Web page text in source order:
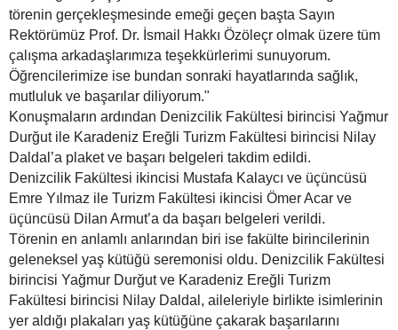
törenin gerçekleşmesinde emeği geçen başta Sayın
Rektörümüz Prof. Dr. İsmail Hakkı Özöleçr olmak üzere tüm
çalışma arkadaşlarımıza teşekkürlerimi sunuyorum.
Öğrencilerimize ise bundan sonraki hayatlarında sağlık,
mutluluk ve başarılar diliyorum."
Konuşmaların ardından Denizcilik Fakültesi birincisi Yağmur
Durğut ile Karadeniz Ereğli Turizm Fakültesi birincisi Nilay
Daldal’a plaket ve başarı belgeleri takdim edildi.
Denizcilik Fakültesi ikincisi Mustafa Kalaycı ve üçüncüsü
Emre Yılmaz ile Turizm Fakültesi ikincisi Ömer Acar ve
üçüncüsü Dilan Armut’a da başarı belgeleri verildi.
Törenin en anlamlı anlarından biri ise fakülte birincilerinin
geleneksel yaş kütüğü seremonisi oldu. Denizcilik Fakültesi
birincisi Yağmur Durğut ve Karadeniz Ereğli Turizm
Fakültesi birincisi Nilay Daldal, aileleriyle birlikte isimlerinin
yer aldığı plakaları yaş kütüğüne çakarak başarılarını